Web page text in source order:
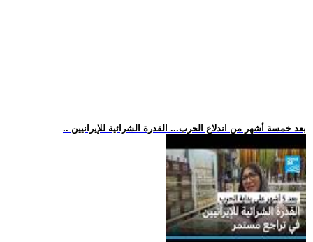
.. بعد خمسة أشهر من اندلاع الحرب... القدرة الشرائية للإيرانيين